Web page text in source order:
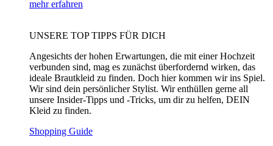
mehr erfahren
UNSERE TOP TIPPS FÜR DICH
Angesichts der hohen Erwartungen, die mit einer Hochzeit
verbunden sind, mag es zunächst überfordernd wirken, das
ideale Brautkleid zu finden. Doch hier kommen wir ins Spiel.
Wir sind dein persönlicher Stylist. Wir enthüllen gerne all
unsere Insider-Tipps und -Tricks, um dir zu helfen, DEIN
Kleid zu finden.
Shopping Guide